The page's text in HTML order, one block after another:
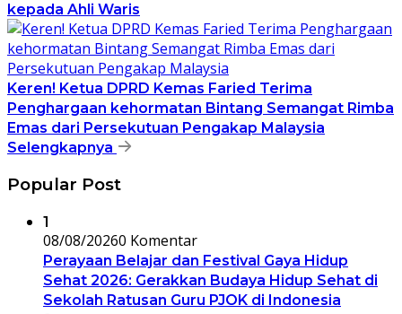
kepada Ahli Waris
Keren! Ketua DPRD Kemas Faried Terima
Penghargaan kehormatan Bintang Semangat Rimba
Emas dari Persekutuan Pengakap Malaysia
Selengkapnya
Popular Post
1
08/08/20260 Komentar
Perayaan Belajar dan Festival Gaya Hidup
Sehat 2026: Gerakkan Budaya Hidup Sehat di
Sekolah Ratusan Guru PJOK di Indonesia